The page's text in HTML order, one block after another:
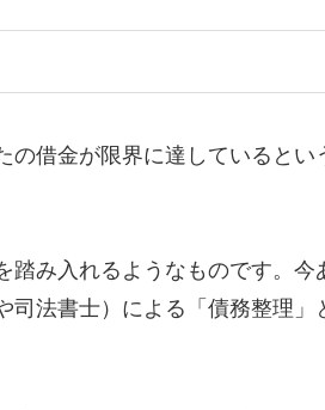
借金が限界に達しているとい
踏み入れるようなものです。今
法書士）による「債務整理」